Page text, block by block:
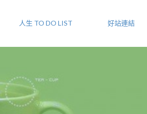
人生 TO DO LIST 好站連結